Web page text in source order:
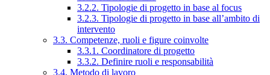
3.2.2. Tipologie di progetto in base al focus
3.2.3. Tipologie di progetto in base all’ambito di
intervento
3.3. Competenze, ruoli e figure coinvolte
3.3.1. Coordinatore di progetto
3.3.2. Definire ruoli e responsabilità
3.4. Metodo di lavoro